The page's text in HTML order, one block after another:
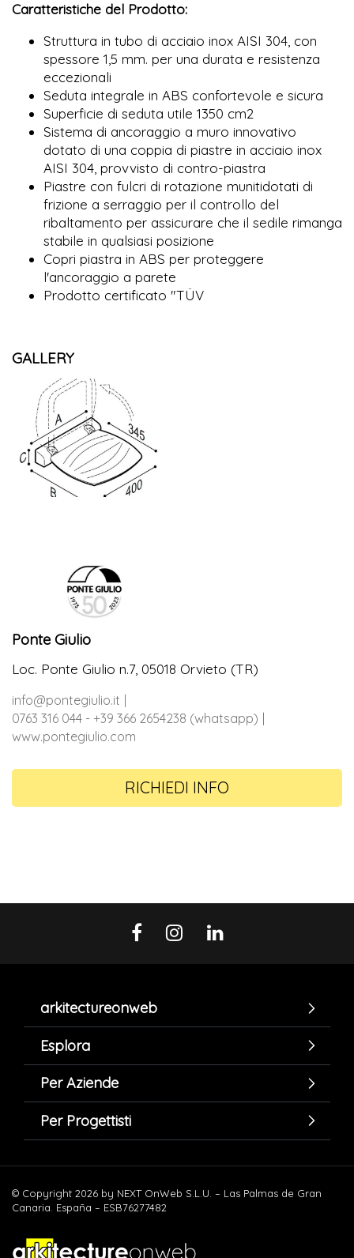
Caratteristiche del Prodotto:
Struttura in tubo di acciaio inox AISI 304, con
spessore 1,5 mm. per una durata e resistenza
eccezionali
Seduta integrale in ABS confortevole e sicura
Superficie di seduta utile 1350 cm2
Sistema di ancoraggio a muro innovativo
dotato di una coppia di piastre in acciaio inox
AISI 304, provvisto di contro-piastra
Piastre con fulcri di rotazione munitidotati di
frizione a serraggio per il controllo del
ribaltamento per assicurare che il sedile rimanga
stabile in qualsiasi posizione
Copri piastra in ABS per proteggere
l'ancoraggio a parete
Prodotto certificato "TÜV
GALLERY
Ponte Giulio
Loc. Ponte Giulio n.7, 05018 Orvieto (TR)
info@pontegiulio.it
0763 316 044 - +39 366 2654238 (whatsapp)
www.pontegiulio.com
RICHIEDI INFO
arkitectureonweb
Esplora
Per Aziende
Per Progettisti
© Copyright 2026 by NEXT OnWeb S.L.U. – Las Palmas de Gran
Canaria. España – ESB76277482